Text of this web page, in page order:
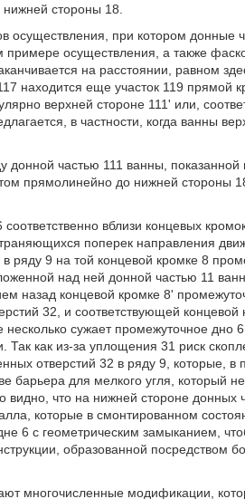
стороны 18.
осуществления, при котором донные
осуществления, а также
на расстоянии, равном
находится еще участок 119 прямой
верхней стороне 111' или,
в частности, когда ванны
донной частью 111 ванны,
прямолинейно до нижней стороны
вблизи концевых
поперек направления
ряду 9 на той концевой кромке 8
над ней донной частью 11
назад концевой кромке 8'
32, и соответствующей
несколько сужает промежуточное дно
Так как из-за уплощения 31 риск
отверстий 32 в ряду 9, которые,
барьера для мелкого угля, который
что на нижней стороне донных
которые в смонтированном
6 с геометрическим замыканием,
образованной посредством
многочисленные модификации,